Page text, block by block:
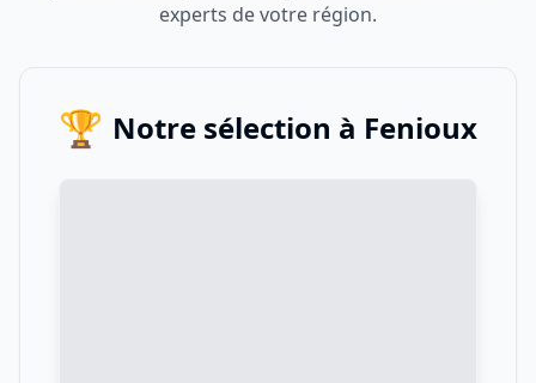
experts de votre région.
🏆 Notre sélection à Fenioux